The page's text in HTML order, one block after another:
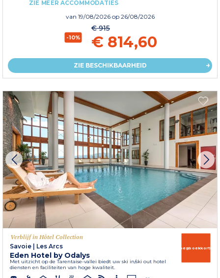
ZIE MEER ACCOMMODATIES
van 19/08/2026 op 26/08/2026
-10%
€ 915
€ 814,60
ZIE BESCHIKBAARHEID
Verblijf in Hôtel Collection
Savoie | Les Arcs
Eden Hotel by Odalys
Met uitzicht op de Tarentaise-vallei biedt uw ski in/ski out hotel
diensten en faciliteiten van hoge kwaliteit.
Vroegboekkorting